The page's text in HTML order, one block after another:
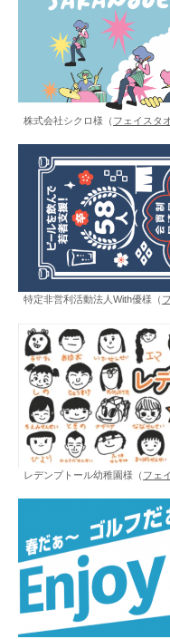
株式会社シクロ様（ フェイスタ
特定非営利活動法人With優様（
レデンプトール幼稚園様（ フェ